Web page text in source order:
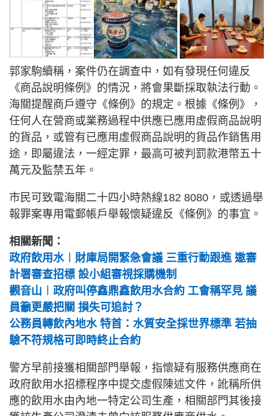
郭家駒續稱，案件仍在調查中，如有發現任何違反
《商品說明條例》的情況，將會果斷採取執法行動。
海關提醒商戶遵守《條例》的規定。根據《條例》，
任何人在營商或業務過程中供應已應用虛假商品說明
的貨品，或管有已應用虛假商品說明的貨品作銷售用
途，即屬違法，一經定罪，最高可被判罰款港幣五十
萬元及監禁五年。
市民可致電海關二十四小時熱線182 8080，或透過舉
報罪案專用電郵帳戶舉報懷疑違反《條例》的事宜。
相關新聞：
政府飲用水︱財庫局開緊急會議 三重行動跟進 邀審
計署審查招標 設小組審視採購機制
觀音山︱政府叫停鑫鼎鑫飲用水合約 工會稱罕見 議
員籲更嚴把關 損失可追討？
公務員轉飲內地水 特首：水質安全採世界標準 若抽
驗不符規格可即時終止合約
警方早前接獲相關部門舉報，指懷疑有服務供應商在
政府飲用水招標程序中提交虛假陳述文件，訛稱所供
應的飲用水由內地一特定公司生產，相關部門其後接